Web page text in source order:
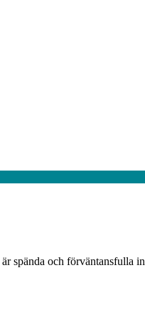
spända och förväntansfulla